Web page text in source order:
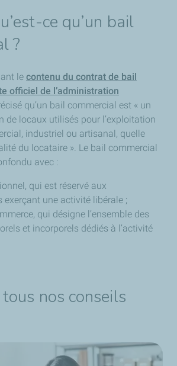
ce qu’un bail
?
le contenu du contrat de bail
officiel de l’administration
qu’un bail commercial est « un
de locaux utilisés pour l’exploitation
industriel ou artisanal, quelle
du locataire ». Le bail commercial
avec :
qui est réservé aux
exerçant une activité libérale ;
qui désigne l’ensemble des
et incorporels dédiés à l’activité
nos conseils